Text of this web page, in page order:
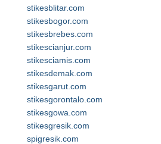
stikesblitar.com
stikesbogor.com
stikesbrebes.com
stikescianjur.com
stikesciamis.com
stikesdemak.com
stikesgarut.com
stikesgorontalo.com
stikesgowa.com
stikesgresik.com
spigresik.com